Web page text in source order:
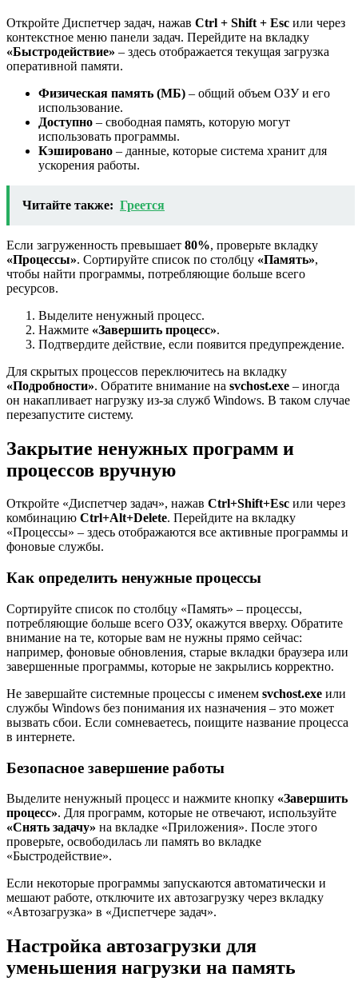
Откройте Диспетчер задач, нажав Ctrl + Shift + Esc или через
контекстное меню панели задач. Перейдите на вкладку
«Быстродействие» – здесь отображается текущая загрузка
оперативной памяти.
Физическая память (МБ) – общий объем ОЗУ и его
использование.
Доступно – свободная память, которую могут
использовать программы.
Кэшировано – данные, которые система хранит для
ускорения работы.
Читайте также: Греется
Если загруженность превышает 80%, проверьте вкладку
«Процессы». Сортируйте список по столбцу «Память»,
чтобы найти программы, потребляющие больше всего
ресурсов.
Выделите ненужный процесс.
Нажмите «Завершить процесс».
Подтвердите действие, если появится предупреждение.
Для скрытых процессов переключитесь на вкладку
«Подробности». Обратите внимание на svchost.exe – иногда
он накапливает нагрузку из-за служб Windows. В таком случае
перезапустите систему.
Закрытие ненужных программ и
процессов вручную
Откройте «Диспетчер задач», нажав Ctrl+Shift+Esc или через
комбинацию Ctrl+Alt+Delete. Перейдите на вкладку
«Процессы» – здесь отображаются все активные программы и
фоновые службы.
Как определить ненужные процессы
Сортируйте список по столбцу «Память» – процессы,
потребляющие больше всего ОЗУ, окажутся вверху. Обратите
внимание на те, которые вам не нужны прямо сейчас:
например, фоновые обновления, старые вкладки браузера или
завершенные программы, которые не закрылись корректно.
Не завершайте системные процессы с именем svchost.exe или
службы Windows без понимания их назначения – это может
вызвать сбои. Если сомневаетесь, поищите название процесса
в интернете.
Безопасное завершение работы
Выделите ненужный процесс и нажмите кнопку «Завершить
процесс». Для программ, которые не отвечают, используйте
«Снять задачу» на вкладке «Приложения». После этого
проверьте, освободилась ли память во вкладке
«Быстродействие».
Если некоторые программы запускаются автоматически и
мешают работе, отключите их автозагрузку через вкладку
«Автозагрузка» в «Диспетчере задач».
Настройка автозагрузки для
уменьшения нагрузки на память